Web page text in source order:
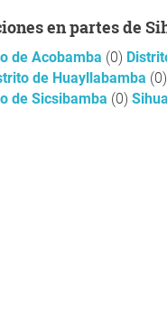
en partes de
de Acobamba (0)
de Huayllabamba (0)
de Sicsibamba (0)